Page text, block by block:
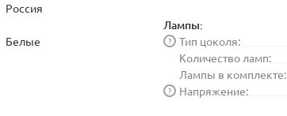
Россия
Белые
Лампы:
Тип цоколя:
?
Количество ламп:
Лампы в комплекте:
Напряжение:
?